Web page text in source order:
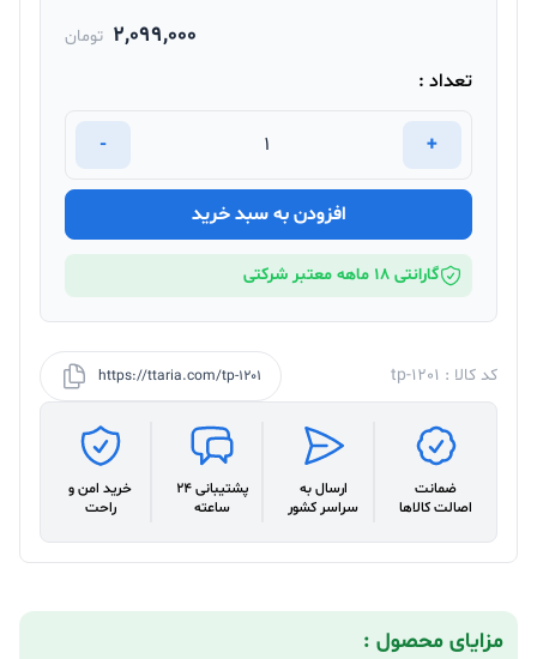
2,099,000 تومان
تعداد :
+
-
افزودن به سبد خرید
گارانتی 18 ماهه معتبر شرکتی
کد کالا : tp-1201 https://ttaria.com/tp-1201
ضمانت
اصالت کالاها
ارسال به
سراسر کشور
پشتیبانی 24
ساعته
خرید امن و
راحت
مزایای محصول :